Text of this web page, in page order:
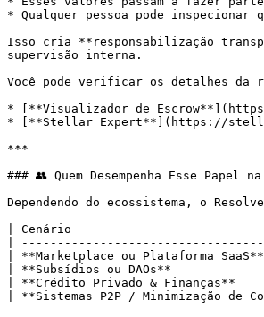
* Qualquer pessoa pode inspecionar
Isso cria **responsabilização
supervisão interna.
Você pode verificar os detalhes da
* [**Visualizador de
* [**Stellar Expert**](https://
***
### 👥 Quem Desempenha Esse Papel
Dependendo do ecossistema, o
| Cenário
|
| **Marketplace ou Plataforma
| **Subsídios ou DAOs**
| **Crédito Privado &
| **Sistemas P2P / Minimização